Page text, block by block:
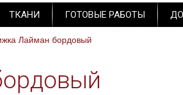
ТКАНИ ГОТОВЫЕ РАБОТЫ
Лайман бордовый